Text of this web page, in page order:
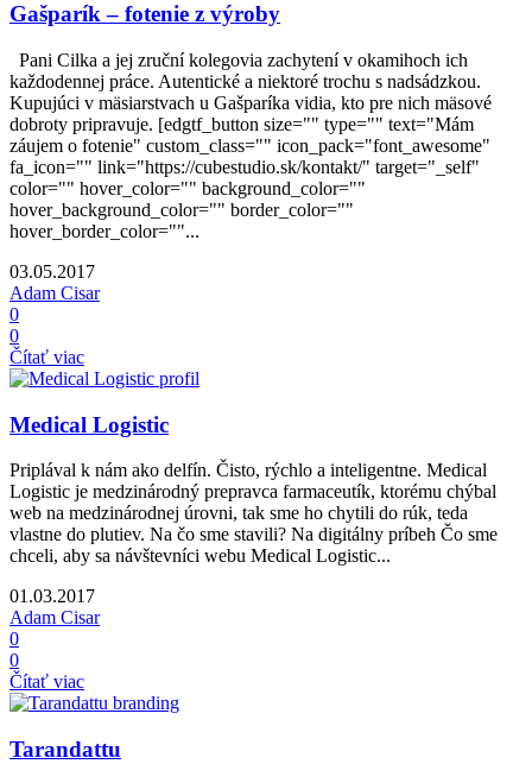
Gašparík – fotenie z výroby
Pani Cilka a jej zruční kolegovia zachytení v okamihoch ich
každodennej práce. Autentické a niektoré trochu s nadsádzkou.
Kupujúci v mäsiarstvach u Gašparíka vidia, kto pre nich mäsové
dobroty pripravuje. [edgtf_button size="" type="" text="Mám
záujem o fotenie" custom_class="" icon_pack="font_awesome"
fa_icon="" link="https://cubestudio.sk/kontakt/" target="_self"
color="" hover_color="" background_color=""
hover_background_color="" border_color=""
hover_border_color=""...
03.05.2017
Adam Cisar
0
0
Čítať viac
Medical Logistic
Priplával k nám ako delfín. Čisto, rýchlo a inteligentne. Medical
Logistic je medzinárodný prepravca farmaceutík, ktorému chýbal
web na medzinárodnej úrovni, tak sme ho chytili do rúk, teda
vlastne do plutiev. Na čo sme stavili? Na digitálny príbeh Čo sme
chceli, aby sa návštevníci webu Medical Logistic...
01.03.2017
Adam Cisar
0
0
Čítať viac
Tarandattu